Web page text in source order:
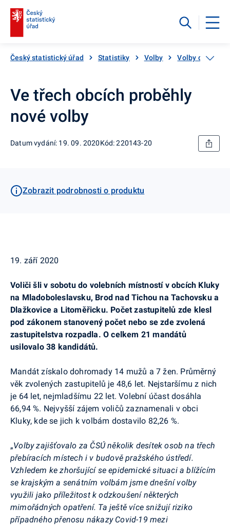
Český statistický úřad Statistiky Volby Volby do
Ve třech obcích proběhly
nové volby
Datum vydání: 19. 09. 2020Kód: 220143-20
Zobrazit podrobnosti o produktu
19. září 2020
Voliči šli v sobotu do volebních místností v obcích Kluky
na Mladoboleslavsku, Brod nad Tichou na Tachovsku a
Dlažkovice a Litoměřicku. Počet zastupitelů zde klesl
pod zákonem stanovený počet nebo se zde zvolená
zastupitelstva rozpadla. O celkem 21 mandátů
usilovalo 38 kandidátů.
Mandát získalo dohromady 14 mužů a 7 žen. Průměrný
věk zvolených zastupitelů je 48,6 let. Nejstaršímu z nich
je 64 let, nejmladšímu 22 let. Volební účast dosáhla
66,94 %. Nejvyšší zájem voličů zaznamenali v obci
Kluky, kde se jich k volbám dostavilo 82,26 %.
„Volby zajišťovalo za ČSÚ několik desítek osob na třech
přebíracích místech i v budově pražského ústředí.
Vzhledem ke zhoršující se epidemické situaci a blížícím
se krajskýma senátním volbám jsme dnešní volby
využili jako příležitost k odzkoušení některých
mimořádných opatření. Ta ještě více snižují riziko
případného přenosu nákazy Covid-19 mezi